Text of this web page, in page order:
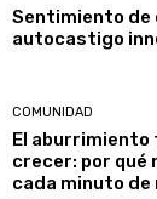
Sentimiento de
autocastigo
COMUNIDAD
El aburrimiento
crecer: por qué
cada minuto